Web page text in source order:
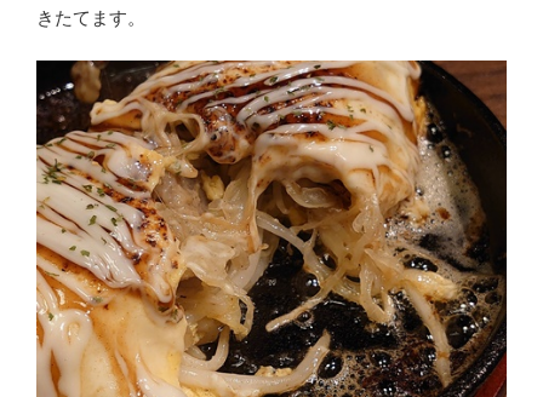
きたてます。